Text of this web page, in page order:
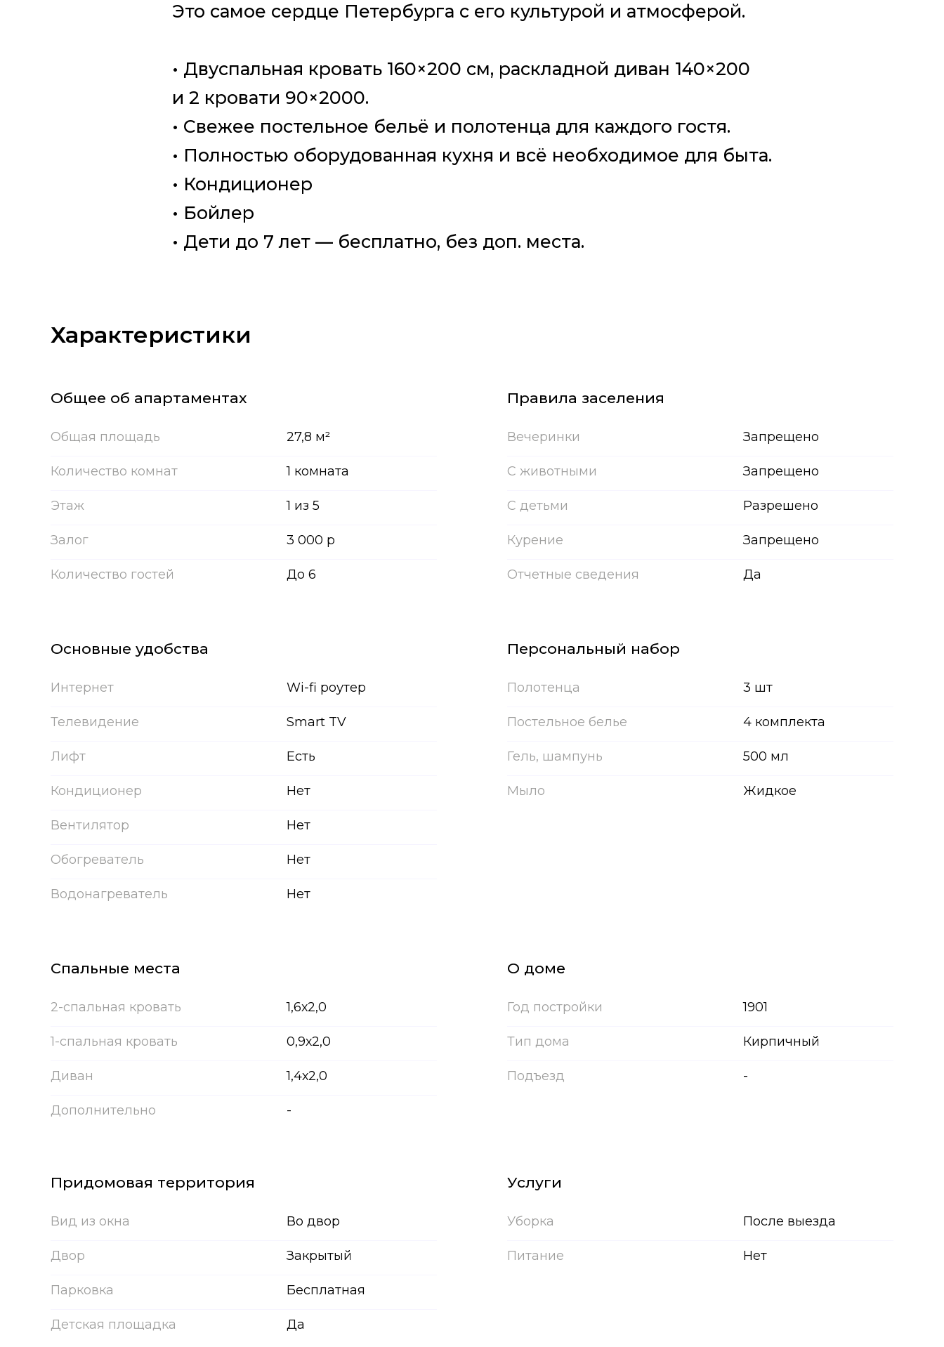
Это самое сердце Петербурга с его культурой и атмосферой.
• Двуспальная кровать 160×200 см, раскладной диван 140×200
и 2 кровати 90×2000.
• Свежее постельное бельё и полотенца для каждого гостя.
• Полностью оборудованная кухня и всё необходимое для быта.
• Кондиционер
• Бойлер
• Дети до 7 лет — бесплатно, без доп. места.
Общая площадь
Общее об апартаментах
27,8 м²
Правила заселения
Количество комнат 1 комната
Вечеринки Запрещено
С животными Запрещено
Этаж 1 из 5 С детьми Разрешено
Залог 3 000 р Курение Запрещено
Количество гостей До 6 Отчетные сведения Да
Характеристики
Интернет
Основные удобства
Wi-fi роутер
Персональный набор
Телевидение Smart TV
Полотенца 3 шт
Лифт Есть
Постельное белье 4 комплекта
Кондиционер Нет
Вентилятор Нет
Гель, шампунь 500 мл
Обогреватель Нет
Мыло Жидкое
Водонагреватель Нет
2-спальная кровать
Спальные места
1,6х2,0
О доме
1-спальная кровать 0,9х2,0
Год постройки 1901
Тип дома Кирпичный
Диван 1,4х2,0 Подъезд -
Дополнительно -
Вид из окна
Придомовая территория
Во двор
Услуги
Двор Закрытый
Уборка После выезда
Питание Нет
Парковка Бесплатная
Детская площадка Да